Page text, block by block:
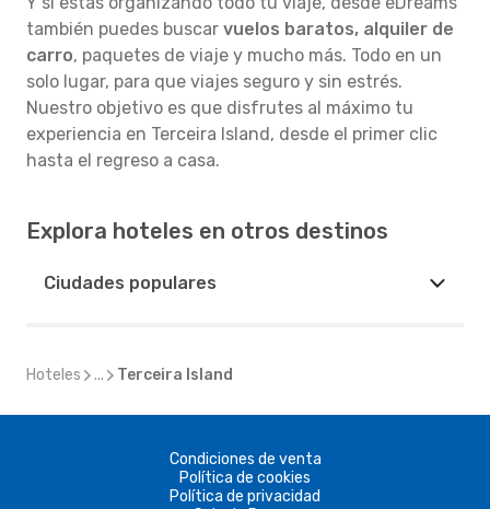
también puedes buscar vuelos baratos, alquiler de
carro, paquetes de viaje y mucho más. Todo en un
solo lugar, para que viajes seguro y sin estrés.
Nuestro objetivo es que disfrutes al máximo tu
experiencia en Terceira Island, desde el primer clic
hasta el regreso a casa.
Explora hoteles en otros destinos
Ciudades populares
Hoteles ... Terceira Island
Condiciones de venta
Política de cookies
Política de privacidad